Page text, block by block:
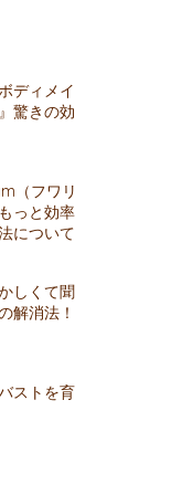
ディメイ
驚きの効
（フワリ
っと効率
について
しくて聞
解消法！
ストを育